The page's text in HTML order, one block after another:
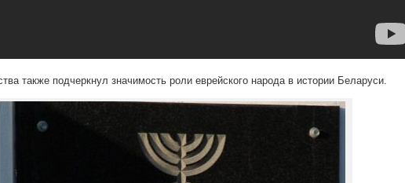
также подчеркнул значимость роли еврейского народа в истории Беларуси.